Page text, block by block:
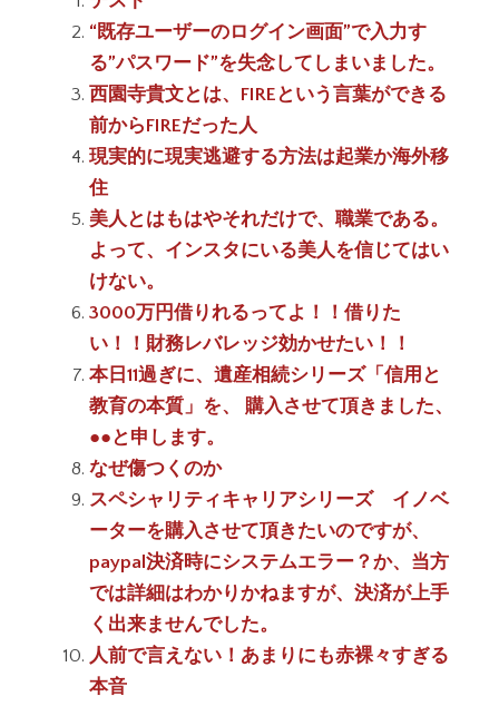
“既存ユーザーのログイン画面”で入力す
る”パスワード”を失念してしまいました。
西園寺貴文とは、FIREという言葉ができる
前からFIREだった人
現実的に現実逃避する方法は起業か海外移
住
美人とはもはやそれだけで、職業である。
よって、インスタにいる美人を信じてはい
けない。
3000万円借りれるってよ！！借りた
い！！財務レバレッジ効かせたい！！
本日11過ぎに、遺産相続シリーズ「信用と
教育の本質」を、 購入させて頂きました、
●●と申します。
なぜ傷つくのか
スペシャリティキャリアシリーズ イノベ
ーターを購入させて頂きたいのですが、
paypal決済時にシステムエラー？か、当方
では詳細はわかりかねますが、決済が上手
く出来ませんでした。
人前で言えない！あまりにも赤裸々すぎる
本音